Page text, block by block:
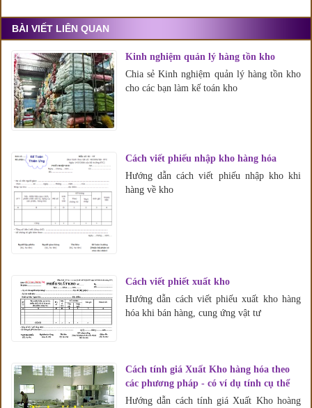
BÀI VIẾT LIÊN QUAN
Kinh nghiệm quản lý hàng tồn kho
Chia sẻ Kinh nghiệm quản lý hàng tồn kho
cho các bạn làm kế toán kho
Cách viết phiếu nhập kho hàng hóa
Hướng dẫn cách viết phiếu nhập kho khi
hàng về kho
Cách viết phiết xuất kho
Hướng dẫn cách viết phiếu xuất kho hàng
hóa khi bán hàng, cung ứng vật tư
Cách tính giá Xuất Kho hàng hóa theo
các phương pháp - có ví dụ tính cụ thể
Hướng dẫn cách tính giá Xuất Kho hoàng